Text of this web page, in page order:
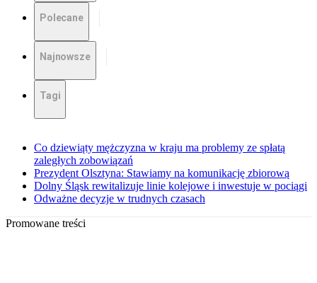
Polecane
Najnowsze
Tagi
Co dziewiąty mężczyzna w kraju ma problemy ze spłatą
zaległych zobowiązań
Prezydent Olsztyna: Stawiamy na komunikację zbiorową
Dolny Śląsk rewitalizuje linie kolejowe i inwestuje w pociągi
Odważne decyzje w trudnych czasach
Promowane treści